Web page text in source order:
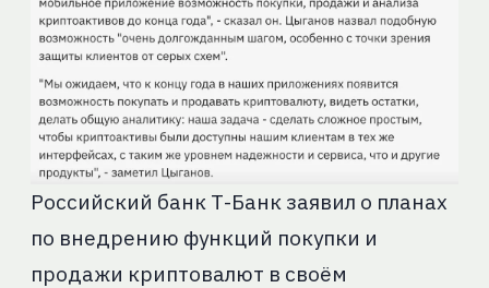
Российский банк Т-Банк заявил о планах
по внедрению функций покупки и
продажи криптовалют в своём